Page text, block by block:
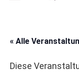
« Alle
Diese